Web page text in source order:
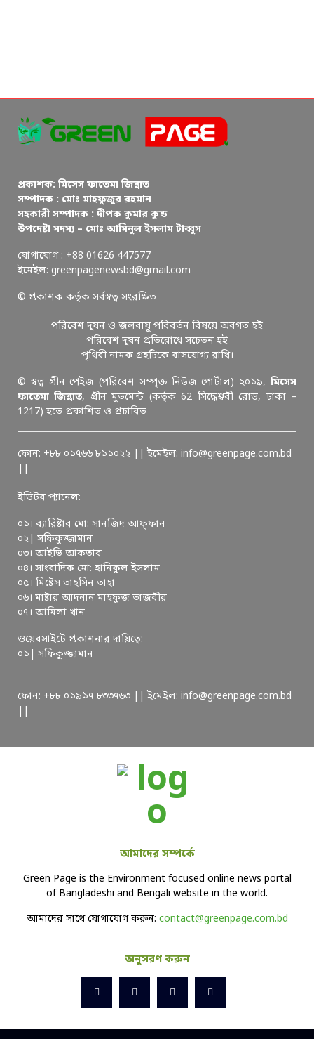
প্রকাশক: মিসেস ফাতেমা জিন্নাত
সম্পাদক : মোঃ মাহফুজুর রহমান
সহকারী সম্পাদক : দীপক কুমার কুন্ড
উপদেষ্টা সদস্য – মোঃ আমিনুল ইসলাম টাব্বুস
যোগাযোগ : +88 01626 447577
ইমেইল: greenpagenewsbd@gmail.com
© প্রকাশক কর্তৃক সর্বস্বত্ব সংরক্ষিত
পরিবেশ দূষন ও জলবায়ু পরিবর্তন বিষয়ে অবগত হই
পরিবেশ দূষন প্রতিরোধে সচেতন হই
পৃথিবী নামক গ্রহটিকে বাসযোগ্য রাখি।
© স্বত্ব গ্রীন পেইজ (পরিবেশ সম্পৃক্ত নিউজ পোর্টাল) ২০১৯, মিসেস
ফাতেমা জিন্নাত, গ্রীন মুভমেন্ট (কর্তৃক 62 সিদ্ধেশ্বরী রোড, ঢাকা –
1217) হতে প্রকাশিত ও প্রচারিত
ফোন: +৮৮ ০১৭৬৬ ৮১১০২২ || ইমেইল: info@greenpage.com.bd
ইডিটর প্যানেল:
০১। ব্যারিষ্টার মো: সানজিদ আফ্ফান
০২| সফিকুজ্জামান
০৩। আইভি আকতার
০৪। সাংবাদিক মো: হানিকুল ইসলাম
০৫। মিষ্টেস তাহসিন তাহা
০৬। মাষ্টার আদনান মাহফুজ তাজবীর
০৭। আমিলা খান
ওয়েবসাইটে প্রকাশনার দায়িত্বে:
০১| সফিকুজ্জামান
ফোন: +৮৮ ০১৯১৭ ৮৩৩৭৬৩ || ইমেইল: info@greenpage.com.bd
আমাদের সম্পর্কে
Green Page is the Environment focused online news portal
of Bangladeshi and Bengali website in the world.
আমাদের সাথে যোগাযোগ করুন: contact@greenpage.com.bd
অনুসরণ করুন